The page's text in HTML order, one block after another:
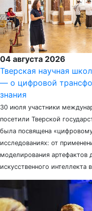
04 августа 2026
Тверская научная
— о цифровой
знания
30 июля участники
посетили Тверской
была посвящена
исследованиях: от
моделирования артефактов
искусственного интеллекта